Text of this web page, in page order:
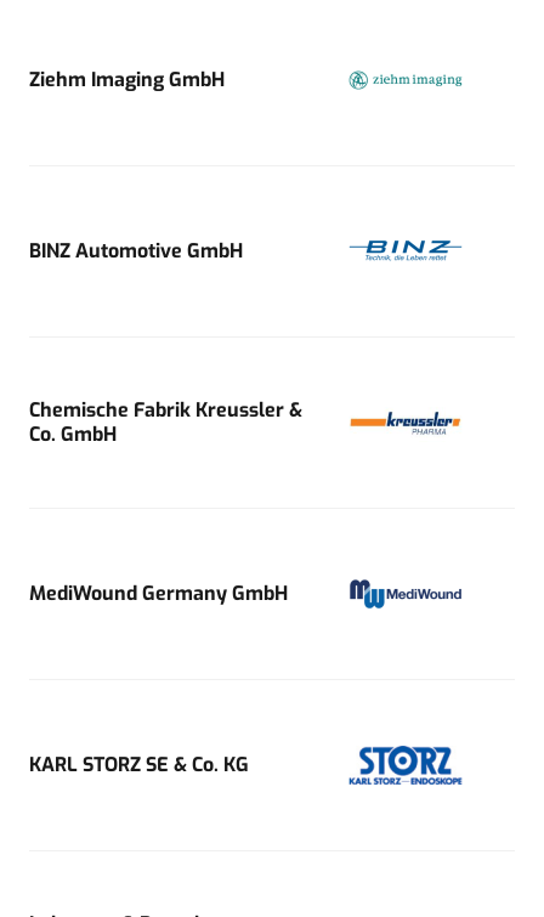
Ziehm Imaging GmbH
BINZ Automotive GmbH
Chemische Fabrik Kreussler &
Co. GmbH
MediWound Germany GmbH
KARL STORZ SE & Co. KG